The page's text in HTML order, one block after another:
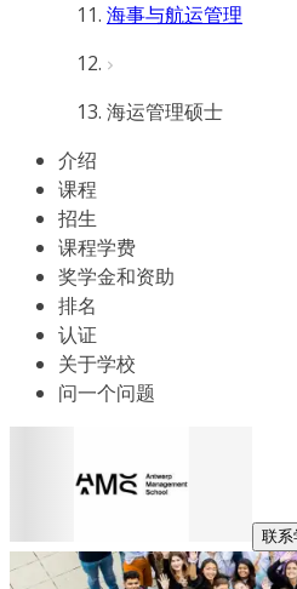
海事与航运管理
海运管理硕士
介绍
课程
招生
课程学费
奖学金和资助
排名
认证
关于学校
问一个问题
联系